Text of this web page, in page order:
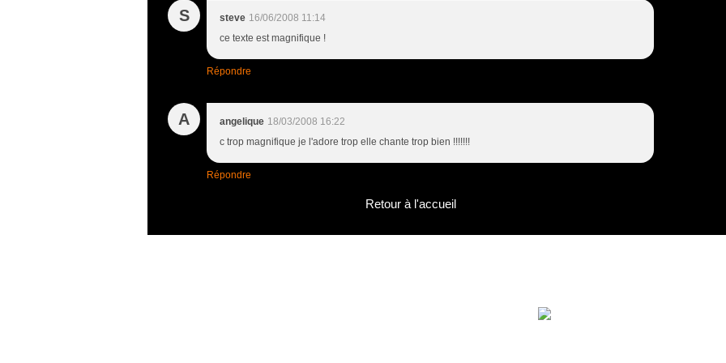
S steve 16/06/2008 11:14
ce texte est magnifique !
Répondre
A angelique 18/03/2008 16:22
c trop magnifique je l'adore trop elle chante trop bien !!!!!!!
Répondre
Retour à l'accueil